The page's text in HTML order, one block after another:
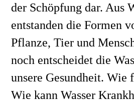
der Schöpfung dar. Aus
entstanden die Formen
Pflanze, Tier und
noch entscheidet die
unsere Gesundheit. Wie
Wie kann Wasser